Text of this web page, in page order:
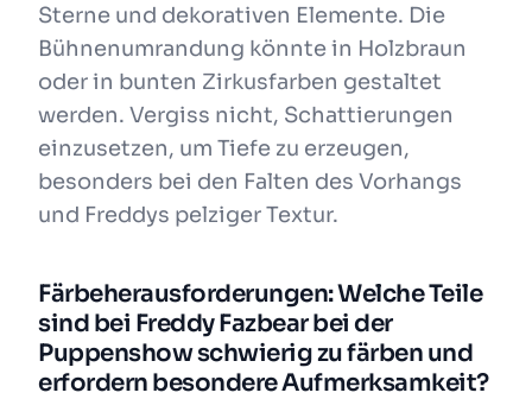
Sterne und dekorativen Elemente. Die
Bühnenumrandung könnte in Holzbraun
oder in bunten Zirkusfarben gestaltet
werden. Vergiss nicht, Schattierungen
einzusetzen, um Tiefe zu erzeugen,
besonders bei den Falten des Vorhangs
und Freddys pelziger Textur.
Färbeherausforderungen: Welche Teile
sind bei Freddy Fazbear bei der
Puppenshow schwierig zu färben und
erfordern besondere Aufmerksamkeit?